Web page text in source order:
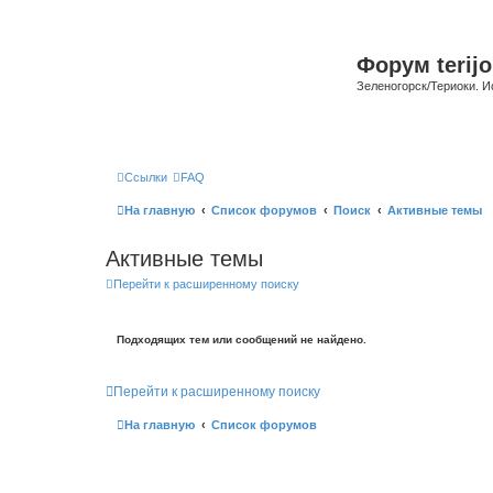
Форум
Зеленогорск/Териоки.
Ссылки FAQ
На главную Список форумов Поиск Активные темы
Активные темы
Перейти к расширенному поиску
Подходящих тем или сообщений не найдено.
Перейти к расширенному поиску
На главную Список форумов